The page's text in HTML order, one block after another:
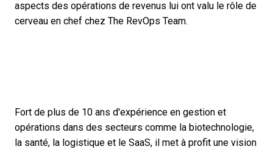
aspects des opérations de revenus lui ont valu le rôle de
cerveau en chef chez The RevOps Team.
Fort de plus de 10 ans d'expérience en gestion et
opérations dans des secteurs comme la biotechnologie,
la santé, la logistique et le SaaS, il met à profit une vision